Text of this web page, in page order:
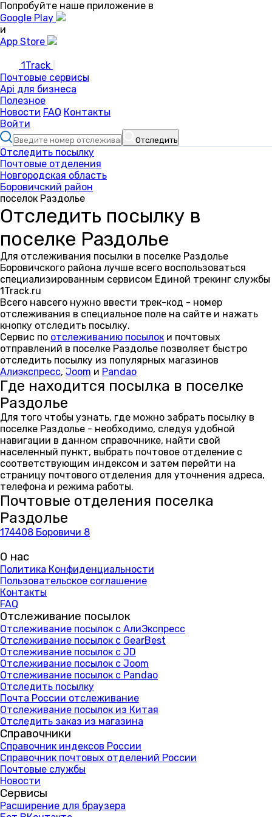
Попробуйте наше приложение в
Google Play
и
App Store
1Track
Почтовые сервисы
Api для бизнеса
Полезное
Новости FAQ Контакты
Войти
Отследить
Отследить посылку
Почтовые отделения
Новгородская область
Боровичский район
поселок Раздолье
Отследить посылку в
поселке Раздолье
Для отслеживания посылки в поселке Раздолье
Боровичского района лучше всего воспользоваться
специализированным сервисом Единой трекинг службы
1Track.ru
Всего навсего нужно ввести трек-код - номер
отслеживания в специальное поле на сайте и нажать
кнопку отследить посылку.
Сервис по отслеживанию посылок и почтовых
отправлений в поселке Раздолье позволяет быстро
отследить посылку из популярных магазинов
Алиэкспресс, Joom и Pandao
Где находится посылка в поселке
Раздолье
Для того чтобы узнать, где можно забрать посылку в
поселке Раздолье - необходимо, следуя удобной
навигации в данном справочнике, найти свой
населенный пункт, выбрать почтовое отделение с
соответствующим индексом и затем перейти на
страницу почтового отделения для уточнения адреса,
телефона и режима работы.
Почтовые отделения поселка
Раздолье
174408 Боровичи 8
О нас
Политика Конфиденциальности
Пользовательское соглашение
Контакты
FAQ
Отслеживание посылок
Отслеживание посылок с АлиЭкспресс
Отслеживание посылок с GearBest
Отслеживание посылок с JD
Отслеживание посылок с Joom
Отслеживание посылок с Pandao
Отследить посылку
Почта России отслеживание
Отслеживание посылок из Китая
Отследить заказ из магазина
Справочники
Справочник индексов России
Справочник почтовых отделений России
Почтовые службы
Новости
Сервисы
Расширение для браузера